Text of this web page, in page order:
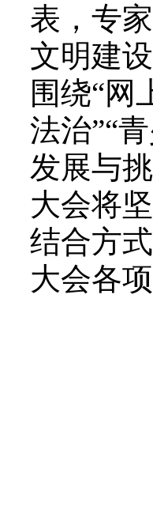
表，专
文明建
围绕“网
法治”“
发展与
大会将
结合方
大会各